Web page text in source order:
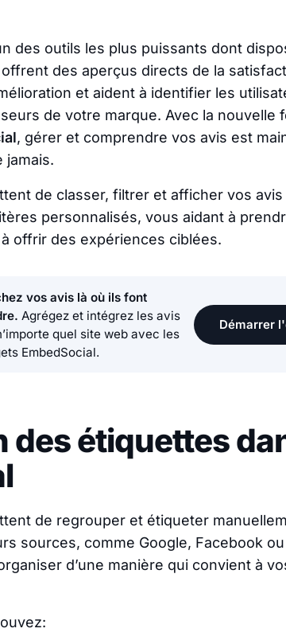
des outils les plus puissants dont
des aperçus directs de la
et aident à identifier les
de votre marque. Avec la nouvelle
, gérer et comprendre vos avis est
jamais.
de classer, filtrer et afficher vos
personnalisés, vous aidant à
offrir des expériences ciblées.
vos avis là où ils font
Agrégez et intégrez les avis
quel site web avec les
EmbedSocial.
Démarrer
des étiquettes
de regrouper et étiqueter
sources, comme Google, Facebook
d’une manière qui convient à